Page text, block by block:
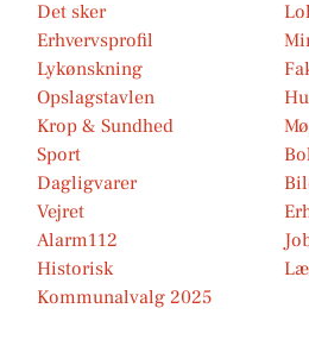
Det sker
Erhvervsprofil
Lykønskning
Opslagstavlen
Krop & Sundhed
Sport
Dagligvarer
Vejret
Alarm112
Historisk
Kommunalvalg 2025